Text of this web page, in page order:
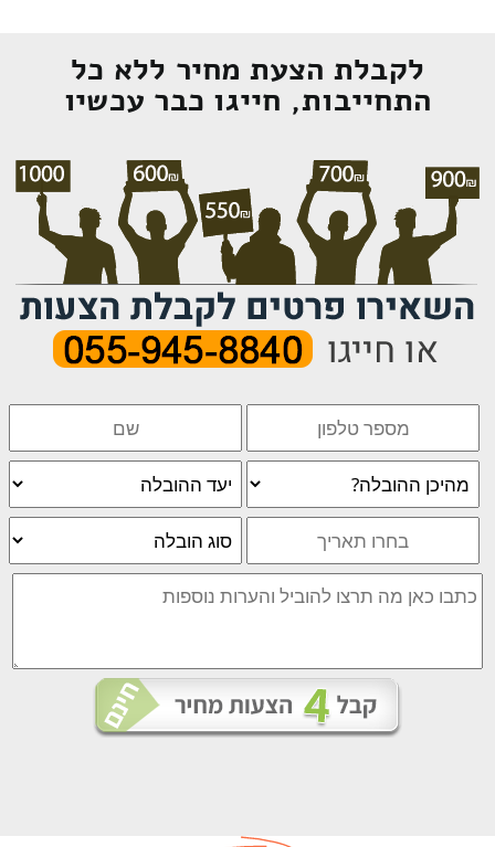
לקבלת הצעת מחיר ללא כל
התחייבות, חייגו כבר עכשיו